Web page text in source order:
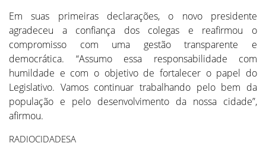
Em suas primeiras declarações, o novo presidente
agradeceu a confiança dos colegas e reafirmou o
compromisso com uma gestão transparente e
democrática. “Assumo essa responsabilidade com
humildade e com o objetivo de fortalecer o papel do
Legislativo. Vamos continuar trabalhando pelo bem da
população e pelo desenvolvimento da nossa cidade”,
afirmou.
RADIOCIDADESA